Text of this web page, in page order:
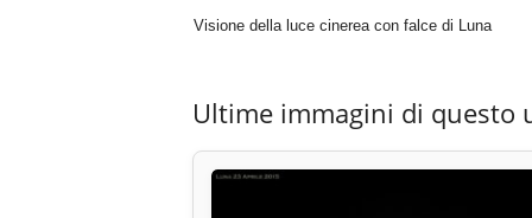
Visione della luce cinerea con falce di Luna
Ultime immagini di questo